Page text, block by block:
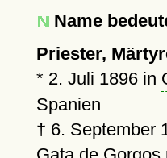
Name
Priester,
* 2. Juli 1896in
Spanien
† 6. September